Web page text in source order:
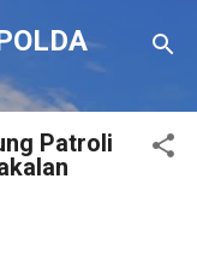
Patroli